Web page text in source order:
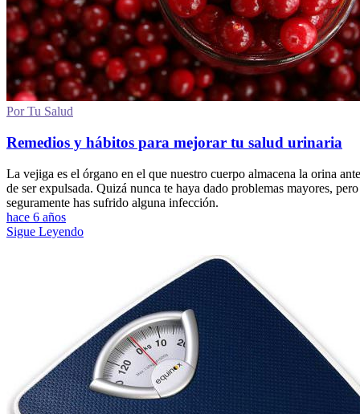
Por Tu Salud
Remedios y hábitos para mejorar tu salud urinaria
La vejiga es el órgano en el que nuestro cuerpo almacena la orina
de ser expulsada. Quizá nunca te haya dado problemas mayores, pero
seguramente has sufrido alguna infección.
hace 6 años
Sigue Leyendo